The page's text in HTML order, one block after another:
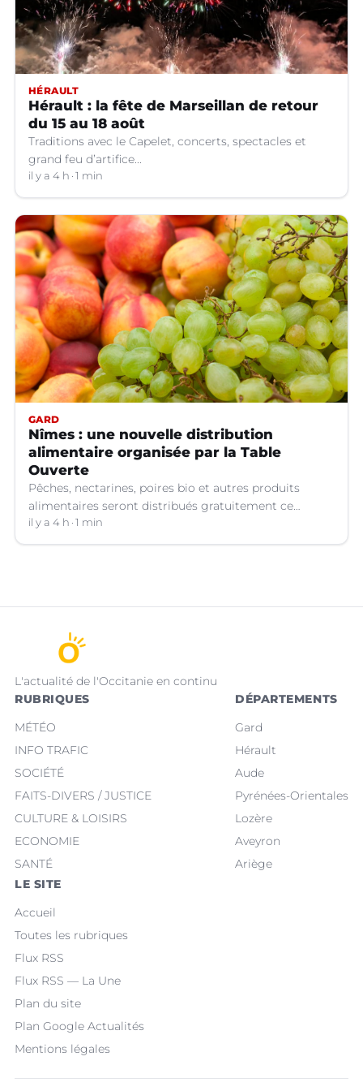
HÉRAULT
Hérault : la fête de Marseillan de retour
du 15 au 18 août
Traditions avec le Capelet, concerts, spectacles et
grand feu d’artifice...
il y a 4 h 1 min
GARD
Nîmes : une nouvelle distribution
alimentaire organisée par la Table
Ouverte
Pêches, nectarines, poires bio et autres produits
alimentaires seront distribués gratuitement ce
vendredi 7 août par les bénévoles de la Table Ouverte
à Nîmes (Gard).
il y a 4 h 1 min
L'actualité de l'Occitanie en continu
RUBRIQUES
MÉTÉO
INFO TRAFIC
SOCIÉTÉ
FAITS-DIVERS / JUSTICE
CULTURE & LOISIRS
ECONOMIE
SANTÉ
DÉPARTEMENTS
Gard
Hérault
Aude
Pyrénées-Orientales
Lozère
Aveyron
Ariège
LE SITE
Accueil
Toutes les rubriques
Flux RSS
Flux RSS — La Une
Plan du site
Plan Google Actualités
Mentions légales